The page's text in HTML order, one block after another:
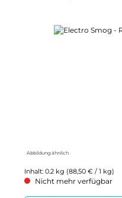
Bildergalerie überspringen
Abbildung ähnlich
Inhalt: 0.2 kg (88,50 € / 1 kg)
Nicht mehr verfügbar